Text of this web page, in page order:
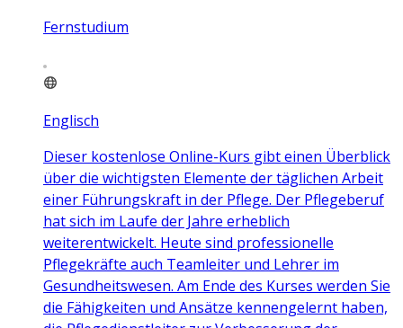
Fernstudium
Englisch
Dieser kostenlose Online-Kurs gibt einen Überblick
über die wichtigsten Elemente der täglichen Arbeit
einer Führungskraft in der Pflege. Der Pflegeberuf
hat sich im Laufe der Jahre erheblich
weiterentwickelt. Heute sind professionelle
Pflegekräfte auch Teamleiter und Lehrer im
Gesundheitswesen. Am Ende des Kurses werden Sie
die Fähigkeiten und Ansätze kennengelernt haben,